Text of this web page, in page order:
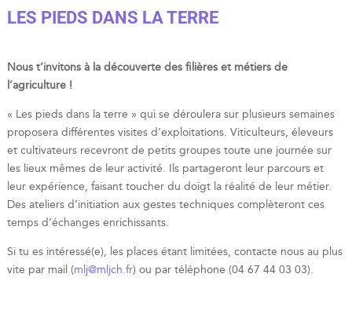
LES PIEDS DANS LA TERRE
Nous t’invitons à la découverte des filières et métiers de
l’agriculture !
« Les pieds dans la terre » qui se déroulera sur plusieurs semaines
proposera différentes visites d’exploitations. Viticulteurs, éleveurs
et cultivateurs recevront de petits groupes toute une journée sur
les lieux mêmes de leur activité. Ils partageront leur parcours et
leur expérience, faisant toucher du doigt la réalité de leur métier.
Des ateliers d’initiation aux gestes techniques complèteront ces
temps d’échanges enrichissants.
Si tu es intéressé(e), les places étant limitées, contacte nous au plus
vite par mail (mlj@mljch.fr) ou par téléphone (04 67 44 03 03).